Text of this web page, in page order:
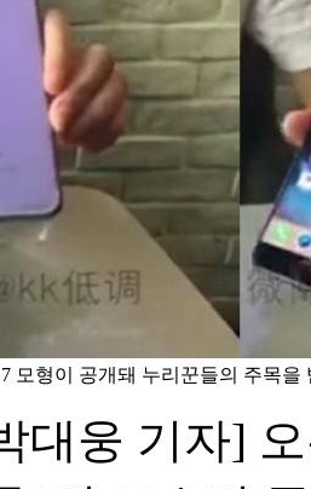
모형이 공개돼 누리꾼들의 주목을
대웅 기자]